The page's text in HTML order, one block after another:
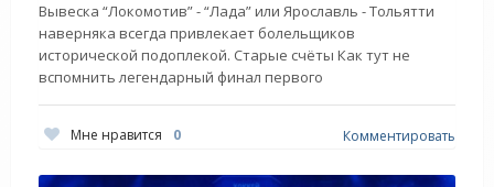
Вывеска “Локомотив” - “Лада” или Ярославль - Тольятти
наверняка всегда привлекает болельщиков
исторической подоплекой. Старые счёты Как тут не
вспомнить легендарный финал первого
Мне нравится 0 Комментировать